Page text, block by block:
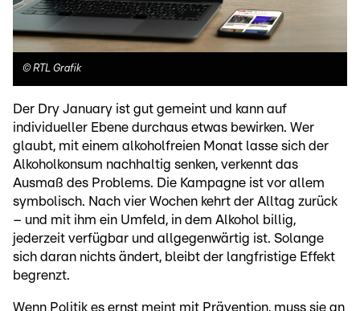
© RTL Grafik
Der Dry January ist gut gemeint und kann auf
individueller Ebene durchaus etwas bewirken. Wer
glaubt, mit einem alkoholfreien Monat lasse sich der
Alkoholkonsum nachhaltig senken, verkennt das
Ausmaß des Problems. Die Kampagne ist vor allem
symbolisch. Nach vier Wochen kehrt der Alltag zurück
– und mit ihm ein Umfeld, in dem Alkohol billig,
jederzeit verfügbar und allgegenwärtig ist. Solange
sich daran nichts ändert, bleibt der langfristige Effekt
begrenzt.
Wenn Politik es ernst meint mit Prävention, muss sie an